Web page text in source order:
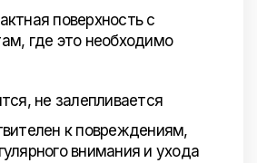
поверхность с
где это необходимо
не залепливается
к повреждениям,
внимания и ухода